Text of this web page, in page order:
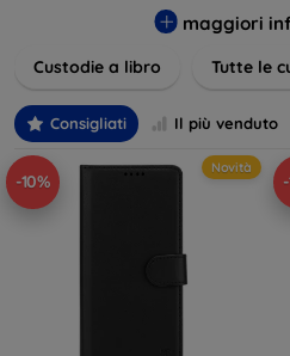
esigenza e gusto. Proteggete il
maggiori
Custodie a libro Tutte le
Consigliati Il più venduto
-10%
Novità